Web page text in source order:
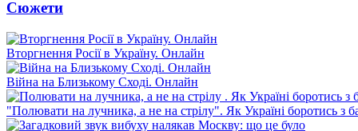
Сюжети
Вторгнення Росії в Україну. Онлайн
Війна на Близькому Сході. Онлайн
"Полювати на лучника, а не на стрілу". Як Україні боротись з